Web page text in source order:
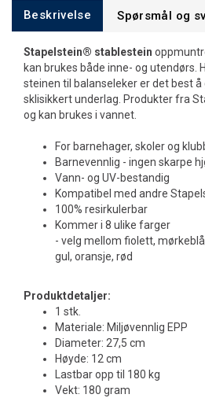
Beskrivelse Spørsmål og
Stapelstein® stablestein
kan brukes både inne- og utendørs.
steinen til balanseleker er det best
sklisikkert underlag. Produkter fra
og kan brukes i vannet.
For barnehager, skoler og
Barnevennlig - ingen skarpe
Vann- og UV-bestandig
Kompatibel med andre
100% resirkulerbar
Kommer i 8 ulike farger
- velg mellom fiolett,
gul, oransje, rød
Produktdetaljer:
1 stk.
Materiale: Miljøvennlig EPP
Diameter: 27,5 cm
Høyde: 12 cm
Lastbar opp til 180 kg
Vekt: 180 gram